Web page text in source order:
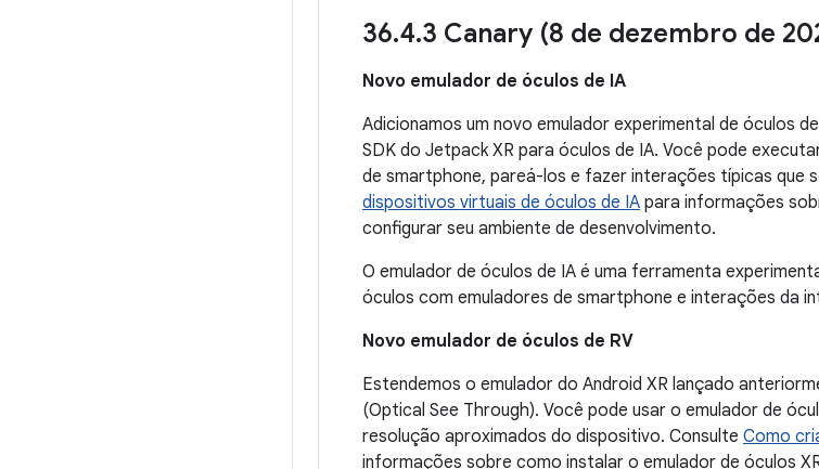
36.4.3 Canary (8 de dezembro de
Novo emulador de óculos de IA
Adicionamos um novo emulador experimental de óculos
SDK do Jetpack XR para óculos de IA. Você pode
de smartphone, pareá-los e fazer interações típicas que
dispositivos virtuais de óculos de IA para informações
configurar seu ambiente de desenvolvimento.
O emulador de óculos de IA é uma ferramenta
óculos com emuladores de smartphone e interações da
Novo emulador de óculos de RV
Estendemos o emulador do Android XR lançado
(Optical See Through). Você pode usar o emulador de
resolução aproximados do dispositivo. Consulte Como
informações sobre como instalar o emulador de óculos